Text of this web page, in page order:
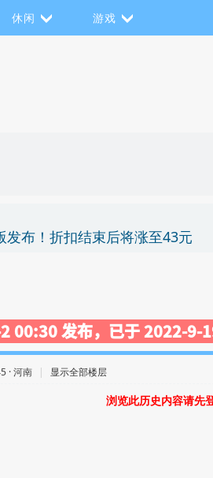
休闲 游戏
发布！折扣结束后将涨至43元
00:30 发布，已于 2022-9-
· 河南 |
显示全部楼层
浏览此历史内容请先